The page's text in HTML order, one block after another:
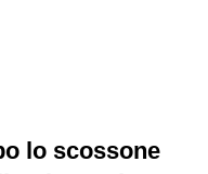
lo scossone